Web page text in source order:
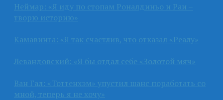
Неймар: «Я иду по стопам Роналдиньо и Раи –
творю историю»
Камавинга: «Я так счастлив, что отказал «Реалу»
Левандовский: «Я бы отдал себе «Золотой мяч»
Ван Гал: «Тоттенхэм» упустил шанс поработать со
мной, теперь я не хочу»